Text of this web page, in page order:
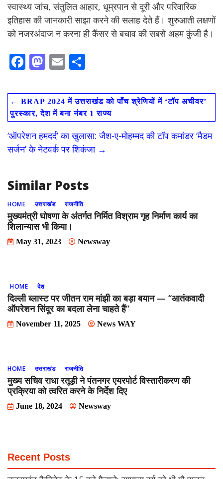
स्वास्थ्य जांच, संतुलित आहार, धूम्रपान से दूरी और परिवारिक
इतिहास की जानकारी साझा करने की सलाह देते हैं। शुरुआती लक्षणों
को नजरअंदाज न करना ही कैंसर से बचाव की सबसे अहम कुंजी है।
F
e
b
o
o
k
M
to
d
o
n
E
ai
l
ar
e
← BRAP 2024 में उत्तराखंड को पाँच श्रेणियों में ‘टॉप अचीवर’
पुरस्कार, देश में बना नंबर 1 राज्य
‘ऑपरेशन हमदर्द’ का खुलासा: जैश-ए-मोहम्मद की टॉप कमांडर ‘मैडम
सर्जन’ के नेटवर्क पर शिकंजा →
Similar Posts
HOME उत्तराखंड राजनीति
मुख्यमंत्री घोषणा के अंतर्गत निर्मित विश्राम गृह निर्माण कार्य का
शिलान्यास भी किया।
May 31, 2023 Newsway
HOME देश
दिल्ली ब्लास्ट पर जीतन राम मांझी का बड़ा बयान — “आतंकवादी
ऑपरेशन सिंदूर का बदला लेना चाहते हैं”
November 11, 2025 News WAY
HOME उत्तराखंड राजनीति
मुख्य सचिव राधा रतूड़ी ने पंतनगर एयरपोर्ट विस्तारीकरण की
प्रक्रिया को त्वरित करने के निर्देश दिए
June 18, 2024 Newsway
Recent Posts